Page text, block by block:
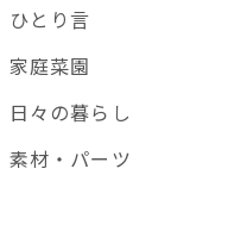
ひとり言
家庭菜園
日々の暮らし
素材・パーツ